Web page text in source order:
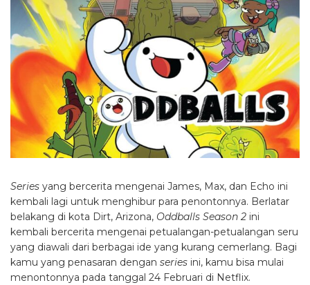
Series yang bercerita mengenai James, Max, dan Echo ini
kembali lagi untuk menghibur para penontonnya. Berlatar
belakang di kota Dirt, Arizona, Oddballs Season 2 ini
kembali bercerita mengenai petualangan-petualangan seru
yang diawali dari berbagai ide yang kurang cemerlang. Bagi
kamu yang penasaran dengan series ini, kamu bisa mulai
menontonnya pada tanggal 24 Februari di Netflix.